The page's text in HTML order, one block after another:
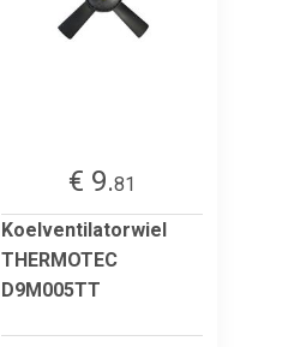
€ 9.81
Koelventilatorwiel
THERMOTEC
D9M005TT